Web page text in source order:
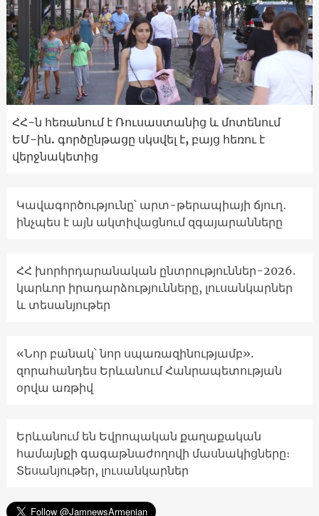
ՀՀ-ն հեռանում է Ռուսաստանից և մոտենում
ԵՄ-ին. գործընթացը սկսվել է, բայց հեռու է
վերջնակետից
Կավագործությունը՝ արտ-թերապիայի ճյուղ․
ինչպես է այն ակտիվացնում զգայարանները
ՀՀ խորհրդարանական ընտրություններ-2026.
կարևոր իրադարձությունները, լուսանկարներ
և տեսանյութեր
«Նոր բանակ՝ նոր սպառազինությամբ».
զորահանդես Երևանում Հանրապետության
օրվա առթիվ
Երևանում են Եվրոպական քաղաքական
համայնքի գագաթնաժողովի մասնակիցները։
Տեսանյութեր, լուսանկարներ